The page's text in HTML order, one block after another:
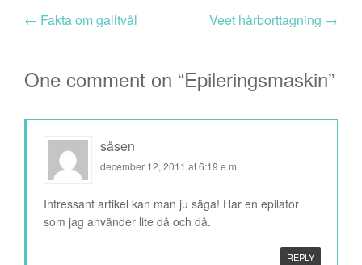
← Fakta om galltvål Veet hårborttagning →
One comment on “Epileringsmaskin”
såsen
december 12, 2011 at 6:19 e m
Intressant artikel kan man ju säga! Har en epilator
som jag använder lite då och då.
REPLY